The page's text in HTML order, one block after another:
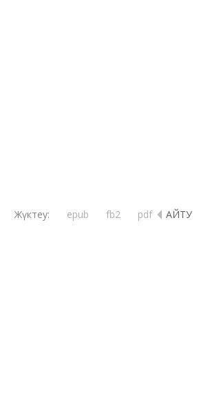
ҚАЙТУ
Жүктеу: epub fb2 pdf